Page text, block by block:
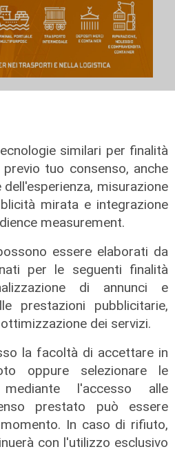
similari per finalità
tuo consenso, anche
misurazione
mirata e integrazione
measurement.
essere elaborati da
per le seguenti finalità
di annunci e
prestazioni pubblicitarie,
dei servizi.
la facoltà di accettare in
oppure selezionare le
l'accesso alle
prestato può essere
In caso di rifiuto,
con l'utilizzo esclusivo
uscita a ottobre il
Salis